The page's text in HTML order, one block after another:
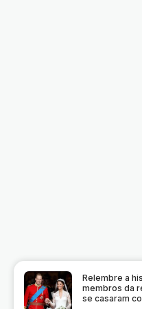
Relembre a
membros da
se casaram